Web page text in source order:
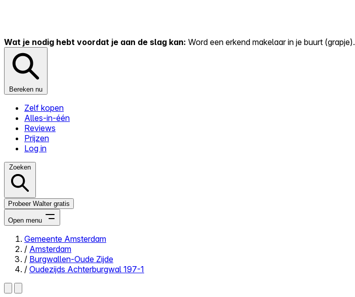
Wat je nodig hebt voordat je aan de slag kan: Word een erkend makelaar in je buurt (grapje).
Bereken nu
Zelf kopen
Alles-in-één
Reviews
Prijzen
Log in
Zoeken
Probeer Walter gratis
Open menu
Close menu
Gemeente Amsterdam
/ Amsterdam
/ Burgwallen-Oude Zijde
/ Oudezijds Achterburgwal 197-1